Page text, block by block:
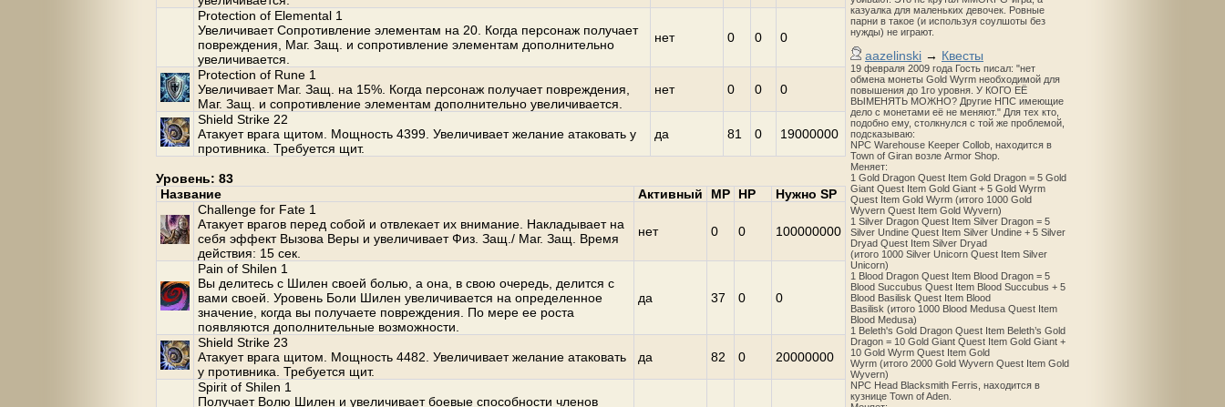
казуалка для маленьких девочек. Ровные
парни в такое (и используя соулшоты без
нужды) не играют.
aazelinski → Квесты
19 февраля 2009 года Гость писал: "нет
обмена монеты Gold Wyrm необходимой для
повышения до 1го уровня. У КОГО ЕЁ
ВЫМЕНЯТЬ МОЖНО? Другие НПС имеющие
дело с монетами её не меняют." Для тех кто,
подобно ему, столкнулся с той же проблемой,
подсказываю:
NPC Warehouse Keeper Collob, находится в
Town of Giran возле Armor Shop.
Меняет:
1 Gold Dragon Quest Item Gold Dragon = 5 Gold
Giant Quest Item Gold Giant + 5 Gold Wyrm
Quest Item Gold Wyrm (итого 1000 Gold
Wyvern Quest Item Gold Wyvern)
1 Silver Dragon Quest Item Silver Dragon = 5
Silver Undine Quest Item Silver Undine + 5 Silver
Dryad Quest Item Silver Dryad
(итого 1000 Silver Unicorn Quest Item Silver
Unicorn)
1 Blood Dragon Quest Item Blood Dragon = 5
Blood Succubus Quest Item Blood Succubus + 5
Blood Basilisk Quest Item Blood
Basilisk (итого 1000 Blood Medusa Quest Item
Blood Medusa)
1 Beleth's Gold Dragon Quest Item Beleth’s Gold
Dragon = 10 Gold Giant Quest Item Gold Giant +
10 Gold Wyrm Quest Item Gold
Wyrm (итого 2000 Gold Wyvern Quest Item Gold
Wyvern)
NPC Head Blacksmith Ferris, находится в
кузнице Town of Aden.
Protection of Elemental 1
Увеличивает Сопротивление элементам на 20. Когда персонаж получает
повреждения, Маг. Защ. и сопротивление элементам дополнительно
увеличивается.
нет 0 0 0
Protection of Rune 1
Увеличивает Маг. Защ. на 15%. Когда персонаж получает повреждения,
Маг. Защ. и сопротивление элементам дополнительно увеличивается.
нет 0 0 0
Shield Strike 22
Атакует врага щитом. Мощность 4399. Увеличивает желание атаковать у
противника. Требуется щит.
да 81 0 19000000
Уровень: 83
Название
Активный MP HP
Нужно SP
Challenge for Fate 1
Атакует врагов перед собой и отвлекает их внимание. Накладывает на
себя эффект Вызова Веры и увеличивает Физ. Защ./ Маг. Защ. Время
действия: 15 сек.
нет 0 0 100000000
Pain of Shilen 1
Вы делитесь с Шилен своей болью, а она, в свою очередь, делится с
вами своей. Уровень Боли Шилен увеличивается на определенное
значение, когда вы получаете повреждения. По мере ее роста
появляются дополнительные возможности.
да 37 0 0
Shield Strike 23
Атакует врага щитом. Мощность 4482. Увеличивает желание атаковать
у противника. Требуется щит.
да 82 0 20000000
Spirit of Shilen 1
Получает Волю Шилен и увеличивает боевые способности членов